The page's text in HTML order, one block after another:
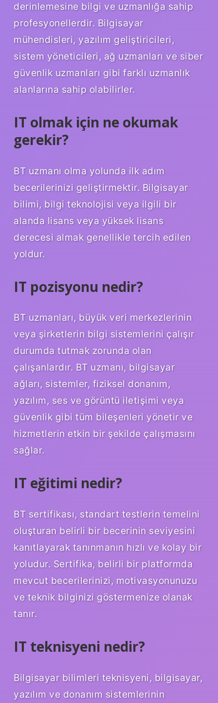
derinlemesine bilgi ve uzmanlığa sahip
profesyonellerdir. Bilgisayar
mühendisleri, yazılım geliştiricileri,
sistem yöneticileri, ağ uzmanları ve siber
güvenlik uzmanları gibi farklı uzmanlık
alanlarına sahip olabilirler.
IT olmak için ne okumak
gerekir?
BT uzmanı olma yolunda ilk adım
becerilerinizi geliştirmektir. Bilgisayar
bilimi, bilgi teknolojisi veya ilgili bir
alanda lisans veya yüksek lisans
derecesi almak genellikle tercih edilen
yoldur.
IT pozisyonu nedir?
BT uzmanları, büyük veri merkezlerinin
veya şirketlerin bilgi sistemlerini çalışır
durumda tutmak zorunda olan
çalışanlardır. BT uzmanı, bilgisayar
ağları, sistemler, fiziksel donanım,
yazılım, ses ve görüntü iletişimi veya
güvenlik gibi tüm bileşenleri yönetir ve
hizmetlerin etkin bir şekilde çalışmasını
sağlar.
IT eğitimi nedir?
BT sertifikası, standart testlerin temelini
oluşturan belirli bir becerinin seviyesini
kanıtlayarak tanınmanın hızlı ve kolay bir
yoludur. Sertifika, belirli bir platformda
mevcut becerilerinizi, motivasyonunuzu
ve teknik bilginizi göstermenize olanak
tanır.
IT teknisyeni nedir?
Bilgisayar bilimleri teknisyeni, bilgisayar,
yazılım ve donanım sistemlerinin